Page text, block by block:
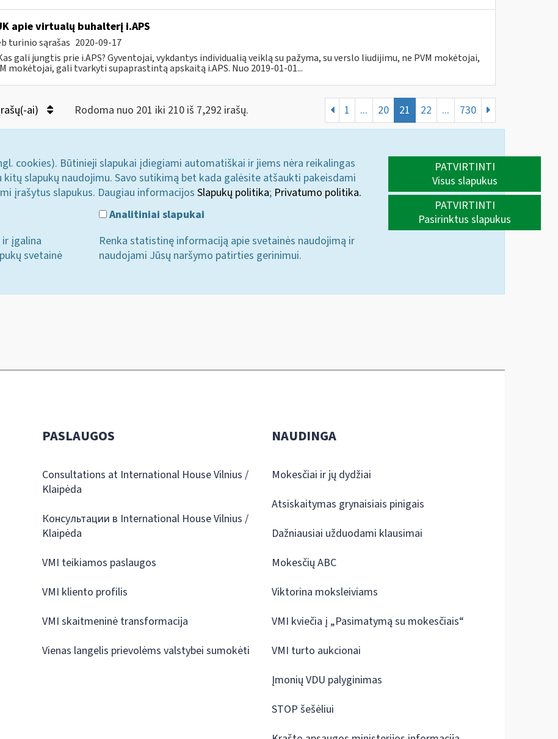
apie virtualų buhalterį i.APS
turinio sąrašas 2020-09-17
gali jungtis prie i.APS? Gyventojai, vykdantys individualią veiklą su pažyma, su verslo liudijimu, ne PVM mokėtojai,
mokėtojai, gali tvarkyti supaprastintą apskaitą i.APS. Nuo 2019-01-01...
ai) Rodoma nuo 201 iki 210 iš 7,292 irašų. 1 ... 20 21 22 ... 730
cookies). Būtinieji slapukai įdiegiami automatiškai ir jiems nėra reikalingas
slapukų naudojimu. Savo sutikimą bet kada galėsite atšaukti pakeisdami
įrašytus slapukus. Daugiau informacijos Slapukų politika; Privatumo politika.
įgalina
svetainė
Analitiniai slapukai
Renka statistinę informaciją apie svetainės naudojimą ir
naudojami Jūsų naršymo patirties gerinimui.
PATVIRTINTI
Visus slapukus
PATVIRTINTI
Pasirinktus slapukus
PASLAUGOS
Consultations at International House Vilnius /
Klaipėda
Консультации в International House Vilnius /
Klaipėda
VMI teikiamos paslaugos
VMI kliento profilis
VMI skaitmeninė transformacija
Vienas langelis prievolėms valstybei sumokėti
NAUDINGA
Mokesčiai ir jų dydžiai
Atsiskaitymas grynaisiais pinigais
Dažniausiai užduodami klausimai
Mokesčių ABC
Viktorina moksleiviams
VMI kviečia į „Pasimatymą su mokesčiais“
VMI turto aukcionai
Įmonių VDU palyginimas
STOP šešėliui